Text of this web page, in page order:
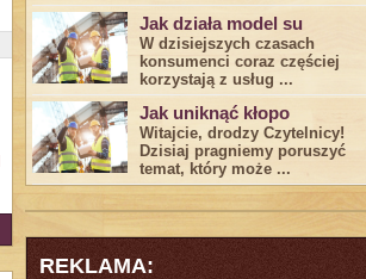
Jak działa model su
W dzisiejszych czasach
konsumenci ‌coraz częściej
korzystają z usług⁤ ...
Jak uniknąć kłopo
Witajcie, drodzy Czytelnicy!
Dzisiaj pragniemy poruszyć
temat, który może ...
REKLAMA: